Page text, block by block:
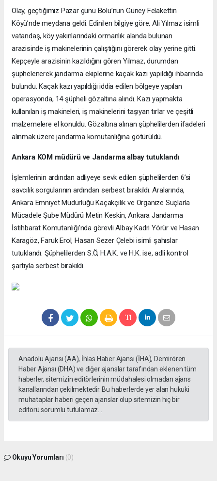
Olay, geçtiğimiz Pazar günü Bolu’nun Güney Felakettin
Köyü’nde meydana geldi. Edinilen bilgiye göre, Ali Yılmaz isimli
vatandaş, köy yakınlarındaki ormanlık alanda bulunan
arazisinde iş makinelerinin çalıştığını görerek olay yerine gitti.
Kepçeyle arazisinin kazıldığını gören Yılmaz, durumdan
şüphelenerek jandarma ekiplerine kaçak kazı yapıldığı ihbarında
bulundu. Kaçak kazı yapıldığı iddia edilen bölgeye yapılan
operasyonda, 14 şüpheli gözaltına alındı. Kazı yapmakta
kullanılan iş makineleri, iş makinelerini taşıyan tırlar ve çeşitli
malzemelere el konuldu. Gözaltına alınan şüphelilerden ifadeleri
alınmak üzere jandarma komutanlığına götürüldü.
Ankara KOM müdürü ve Jandarma albay tutuklandı
İşlemlerinin ardından adliyeye sevk edilen şüphelilerden 6’si
savcılık sorgularının ardından serbest bırakıldı. Aralarında,
Ankara Emniyet Müdürlüğü Kaçakçılık ve Organize Suçlarla
Mücadele Şube Müdürü Metin Keskin, Ankara Jandarma
İstihbarat Komutanlığı'nda görevli Albay Kadri Yörür ve Hasan
Karagöz, Faruk Erol, Hasan Sezer Çelebi isimli şahıslar
tutuklandı. Şüphelilerden S.Ö, H.A.K. ve H.K. ise, adli kontrol
şartıyla serbest bırakıldı.
Anadolu Ajansı (AA), İhlas Haber Ajansı (İHA), Demirören
Haber Ajansı (DHA) ve diğer ajanslar tarafından eklenen tüm
haberler, sitemizin editörlerinin müdahalesi olmadan ajans
kanallarından çekilmektedir. Bu haberlerde yer alan hukuki
muhataplar haberi geçen ajanslar olup sitemizin hiç bir
editörü sorumlu tutulamaz...
Okuyu Yorumları (0)